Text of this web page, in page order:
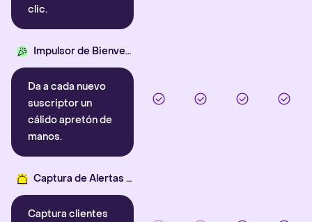
clic.
Impulsor de Bienvenida
Da a cada nuevo
suscriptor un
cálido apretón de
manos.
Captura de Alertas Inteligentes
Captura clientes